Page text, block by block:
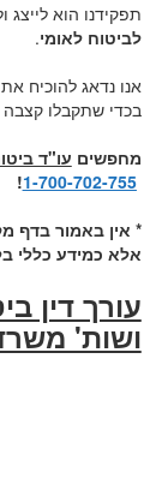
תפקידנו הוא
לביטוח לאומי.
אנו נדאג להוכיח
בכדי שתקבלו קצבה
מחפשים עו"ד
1-700-702-755
!
* אין באמור בדף
אלא כמידע כללי
עורך דין
ושות'